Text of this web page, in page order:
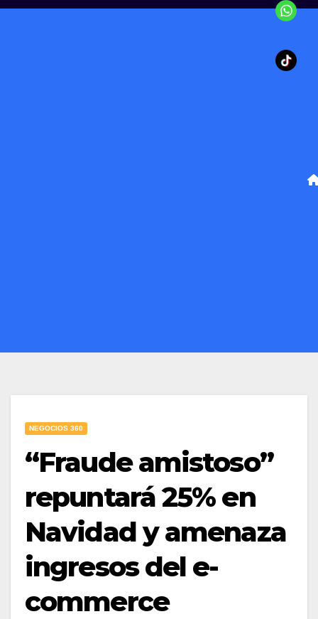
NEGOCIOS 360
“Fraude amistoso”
repuntará 25% en
Navidad y amenaza
ingresos del e-
commerce